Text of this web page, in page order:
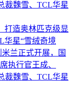
裁魏雪、TCL华星
打造奥林匹克级显
华星“雪绒奇境
米兰正式开展，国
执行官王成、
裁魏雪、TCL华星